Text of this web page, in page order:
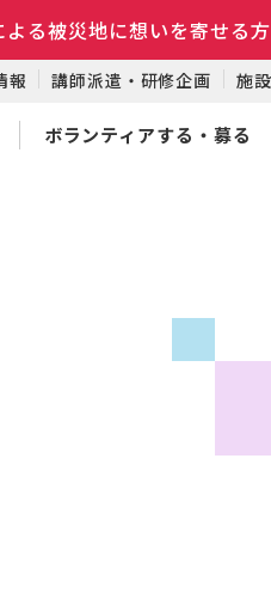
る被災地に想いを寄せる
報 講師派遣・研修企画 施
ボランティアする・募る